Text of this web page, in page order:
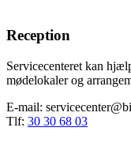
Reception
Servicecenteret kan
mødelokaler og
E-mail:
Tlf: 30 30 68 03